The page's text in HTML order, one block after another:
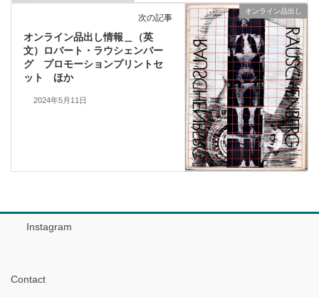
オンライン品出し
次の記事
オンライン品出し情報＿（英
文）ロバート・ラウシェンバー
グ プロモーションプリントセ
ット ほか
2024年5月11日
Instagram
Contact